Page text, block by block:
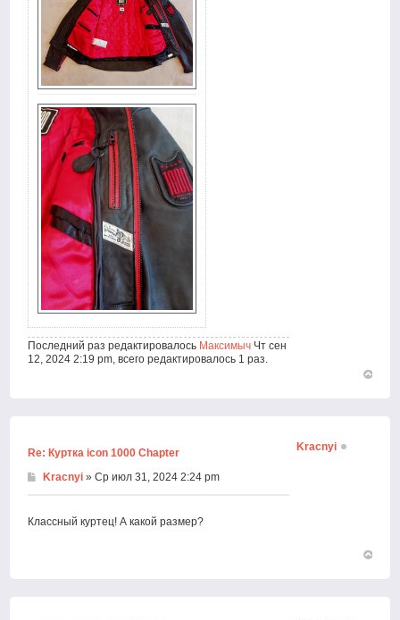
Последний раз редактировалось Максимыч Чт сен
12, 2024 2:19 pm, всего редактировалось 1 раз.
Re: Куртка icon 1000 Chapter
Kracnyi » Ср июл 31, 2024 2:24 pm
Классный куртец! А какой размер?
Kracnyi